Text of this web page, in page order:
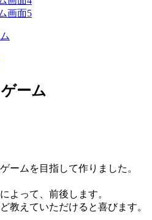
ーム
ームを目指して作りました。
よって、前後します。
教えていただけると喜びます。